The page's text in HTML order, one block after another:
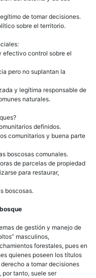
de tomar decisiones.
sobre el territorio.
efectivo control sobre el
pero no suplantan la
y legítima responsable de
naturales.
definidos.
comunitarios y buena parte
boscosas comunales.
de parcelas de propiedad
para restaurar,
boscosas.
de gestión y manejo de
masculinos,
forestales, pues en
quienes poseen los títulos
a tomar decisiones
por tanto, suele ser